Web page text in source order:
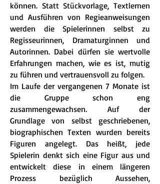
können. Statt Stückvorlage, Textlernen
und Ausführen von Regieanweisungen
werden die Spielerinnen selbst zu
Regisseurinnen, Dramaturginnen und
Autorinnen. Dabei dürfen sie wertvolle
Erfahrungen machen, wie es ist, mutig
zu führen und vertrauensvoll zu folgen.
Im Laufe der vergangenen 7 Monate ist
die Gruppe schon eng
zusammengewachsen. Auf der
Grundlage von selbst geschriebenen,
biographischen Texten wurden bereits
Figuren angelegt. Das heißt, jede
Spielerin denkt sich eine Figur aus und
entwickelt diese in einem längeren
Prozess bezüglich Aussehen,